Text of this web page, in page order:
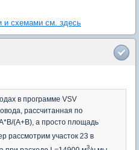
и схемами см. здесь
в программе VSV
рассчитанная по
(A+B), а просто площадь
рассмотрим участок 23 в
3